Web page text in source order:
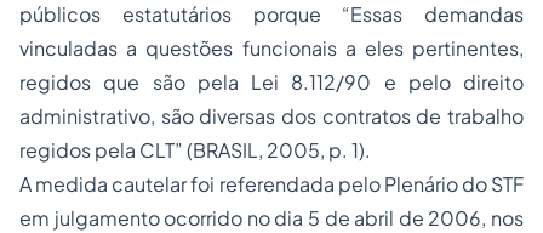
públicos estatutários porque “Essas demandas
vinculadas a questões funcionais a eles pertinentes,
regidos que são pela Lei 8.112/90 e pelo direito
administrativo, são diversas dos contratos de trabalho
regidos pela CLT”(BRASIL, 2005, p. 1).
A medida cautelar foi referendada pelo Plenário do STF
em julgamento ocorrido no dia 5 de abril de 2006, nos